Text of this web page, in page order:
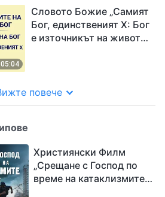
Словото Божие „Самият
Бог, единственият X: Бог
е източникът на живот
повече
Християнски Филм
„Срещане с Господ по
време на катаклизмите“